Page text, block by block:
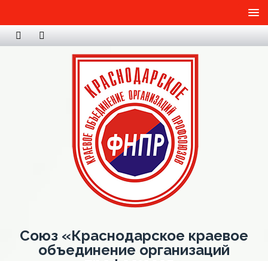
Союз «Краснодарское краевое
объединение организаций